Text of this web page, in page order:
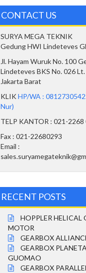
CONTACT US
SURYA MEGA TEKNIK
Gedung HWI Lindeteves
Jl. Hayam Wuruk No. 100
Lindeteves BKS No. 026
Jakarta Barat
KLIKHP/WA :
Nur)
TELP KANTOR : 021-2268
Fax : 021-22680293
Email :
RECENT POSTS
HOPPLER HELICAL
MOTOR
GEARBOX
GEARBOX
GUOMAO
GEARBOX